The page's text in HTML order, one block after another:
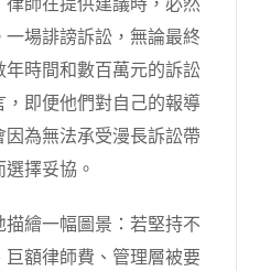
場誹謗訴訟，無論最終
時間和數百萬元的訴訟
即便他們對自己的報導
為無法承受漫長訴訟帶
擇妥協。
繪一幅圖景：若堅持不
額律師費、管理層被要